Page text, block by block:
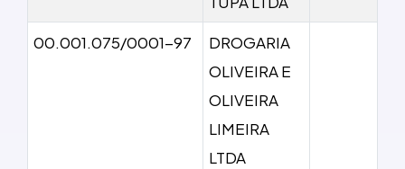
00.001.075/0001-97
DROGARIA
OLIVEIRA E
OLIVEIRA
LIMEIRA
LTDA